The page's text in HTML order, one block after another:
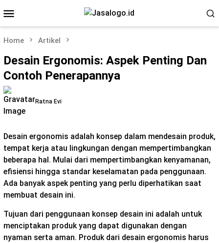
to
contentMenu
Home Artikel
Desain Ergonomis: Aspek Penting Dan
Contoh Penerapannya
Ratna Evi
Desain ergonomis adalah konsep dalam mendesain produk,
tempat kerja atau lingkungan dengan mempertimbangkan
beberapa hal. Mulai dari mempertimbangkan kenyamanan,
efisiensi hingga standar keselamatan pada penggunaan.
Ada banyak aspek penting yang perlu diperhatikan saat
membuat desain ini.
Tujuan dari penggunaan konsep desain ini adalah untuk
menciptakan produk yang dapat digunakan dengan
nyaman serta aman. Produk dari desain ergonomis harus